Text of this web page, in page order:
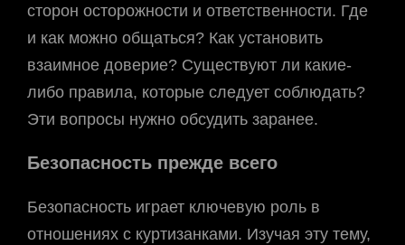
сторон осторожности и ответственности. Где
и как можно общаться? Как установить
взаимное доверие? Существуют ли какие-
либо правила, которые следует соблюдать?
Эти вопросы нужно обсудить заранее.
Безопасность прежде всего
Безопасность играет ключевую роль в
отношениях с куртизанками. Изучая эту тему,